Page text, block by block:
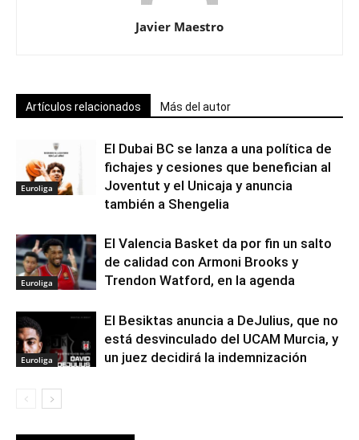
Javier Maestro
Artículos relacionados Más del autor
Euroliga
El Dubai BC se lanza a una política de
fichajes y cesiones que benefician al
Joventut y el Unicaja y anuncia
también a Shengelia
Euroliga
El Valencia Basket da por fin un salto
de calidad con Armoni Brooks y
Trendon Watford, en la agenda
Euroliga
El Besiktas anuncia a DeJulius, que no
está desvinculado del UCAM Murcia, y
un juez decidirá la indemnización